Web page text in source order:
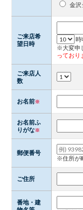
金沢
ご来店希
望日時
時
※大変申
っており
ご来店人
数
お名前※
お名前ふ
りがな※
郵便番号
※住所が
ご住所
番地・建